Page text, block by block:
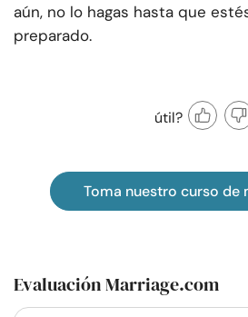
aún, no lo hagas hasta que
preparado.
útil?
Toma nuestro curso de
Evaluación Marriage.com